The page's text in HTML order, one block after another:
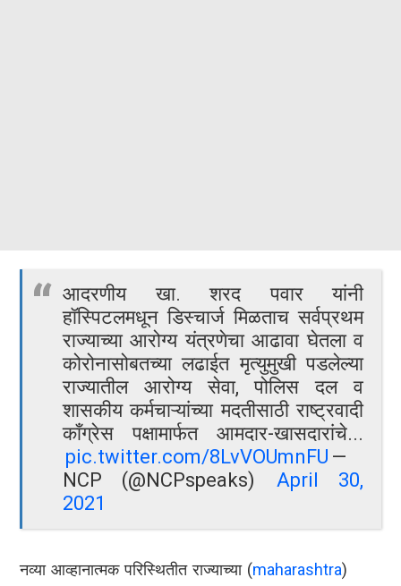
आदरणीय खा. शरद पवार यांनी
हॉस्पिटलमधून डिस्चार्ज मिळताच सर्वप्रथम
राज्याच्या आरोग्य यंत्रणेचा आढावा घेतला व
कोरोनासोबतच्या लढाईत मृत्युमुखी पडलेल्या
राज्यातील आरोग्य सेवा, पोलिस दल व
शासकीय कर्मचाऱ्यांच्या मदतीसाठी राष्ट्रवादी
काँग्रेस पक्षामार्फत आमदार-खासदारांचे...
pic.twitter.com/8LvVOUmnFU—
NCP (@NCPspeaks)April 30,
2021
नव्या आव्हानात्मक परिस्थितीत राज्याच्या ( maharashtra )